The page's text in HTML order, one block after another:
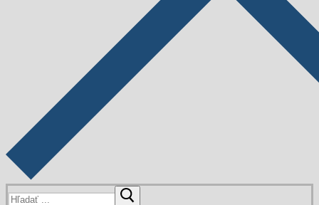
Hľadať: